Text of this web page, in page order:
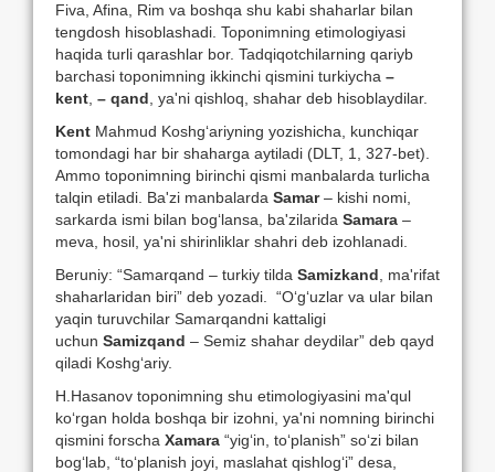
Fiva, Afina, Rim va boshqa shu kabi shaharlar bilan
tengdosh hisoblashadi. Toponimning etimologiyasi
haqida turli qarashlar bor. Tadqiqotchilarning qariyb
barchasi toponimning ikkinchi qismini turkiycha –
kent – qand , ya'ni qishloq, shahar deb hisoblaydilar.
Kent Mahmud Koshg‘ariyning yozishicha, kunchiqar
tomondagi har bir shaharga aytiladi (DLT, 1, 327-bet).
Ammo toponimning birinchi qismi manbalarda turlicha
talqin etiladi. Ba'zi manbalarda Samar– kishi nomi,
sarkarda ismi bilan bog‘lansa, ba'zilarida Samara –
meva, hosil, ya'ni shirinliklar shahri deb izohlanadi.
Beruniy: “Samarqand – turkiy tilda Samizkand , ma'rifat
shaharlaridan biri” deb yozadi. “O‘g‘uzlar va ular bilan
yaqin turuvchilar Samarqandni kattaligi
uchun Samizqand – Semiz shahar deydilar” deb qayd
qiladi Koshg‘ariy.
H.Hasanov toponimning shu etimologiyasini ma'qul
ko‘rgan holda boshqa bir izohni, ya'ni nomning birinchi
qismini forscha Xamara “yig‘in, to‘planish” so‘zi bilan
bog‘lab, “to‘planish joyi, maslahat qishlog‘i” desa,